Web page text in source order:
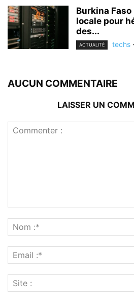
Burkina
locale pour
des...
ACTUALITÉ techs
AUCUN COMMENTAIRE
LAISSER UN